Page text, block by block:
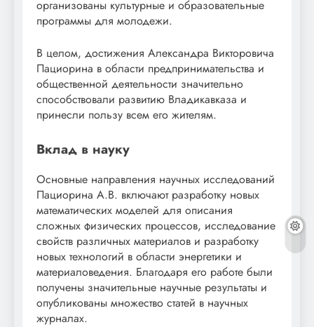
организованы культурные и образовательные
программы для молодежи.
В целом, достижения Александра Викторовича
Пациорина в области предпринимательства и
общественной деятельности значительно
способствовали развитию Владикавказа и
принесли пользу всем его жителям.
Вклад в науку
Основные направления научных исследований
Пациорина А.В. включают разработку новых
математических моделей для описания
сложных физических процессов, исследование
свойств различных материалов и разработку
новых технологий в области энергетики и
материаловедения. Благодаря его работе были
получены значительные научные результаты и
опубликованы множество статей в научных
журналах.